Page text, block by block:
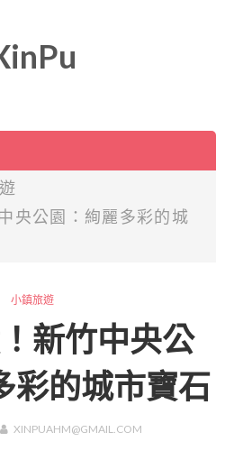
央公園：絢麗多彩的城
小鎮旅遊
新竹中央公
彩的城市寶石
XINPUAHM@GMAIL.COM